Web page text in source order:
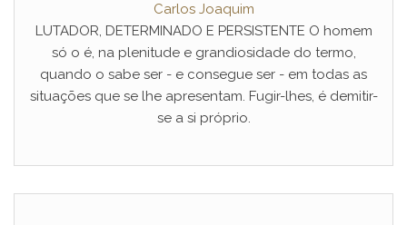
Carlos Joaquim
LUTADOR, DETERMINADO E PERSISTENTE O homem
só o é, na plenitude e grandiosidade do termo,
quando o sabe ser - e consegue ser - em todas as
situações que se lhe apresentam. Fugir-lhes, é demitir-
se a si próprio.